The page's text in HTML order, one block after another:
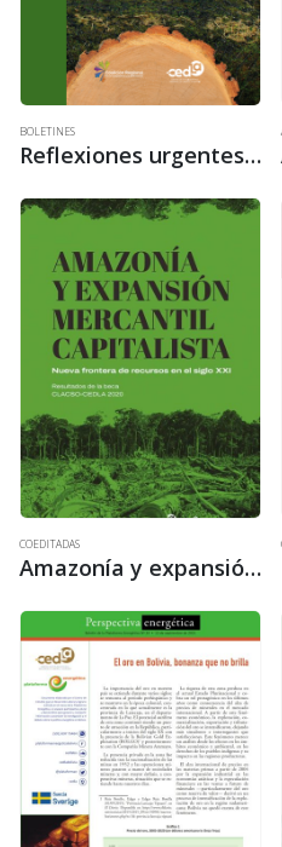
BOLETINES
Reflexiones urgentes sobre la Amazonía. Situación actual, riesgos y perspectivas
COEDITADAS
Amazonía y expansión mercantil capitalista. Nueva frontera de recursos en el siglo XXI